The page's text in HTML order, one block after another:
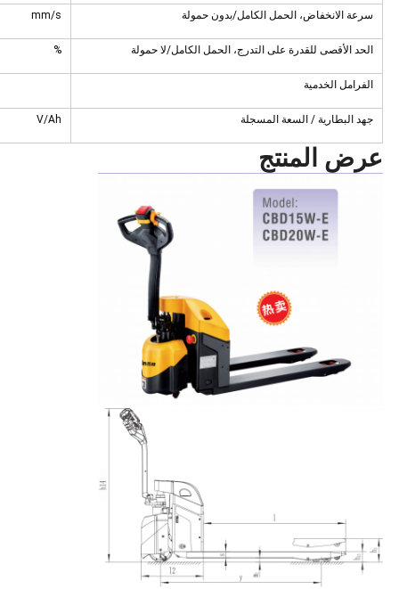
سرعة الانخفاض، الحمل الكامل/بدون حمولة mm/s
الحد الأقصى للقدرة على التدرج، الحمل الكامل/لا حمولة %
الفرامل الخدمية
جهد البطارية / السعة المسجلة V/Ah
عرض المنتج